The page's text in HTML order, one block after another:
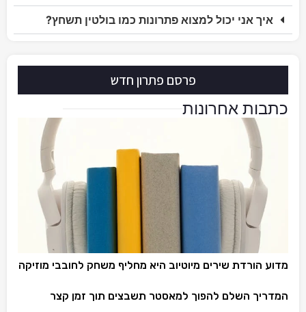
איך אני יכול למצוא פתרונות כמו בולטין תשחץ?
פרסם פתרון חדש
כתבות אחרונות
מדוע הורדת שירים מיוטיוב היא מחליף משחק לחובבי מוזיקה
המדריך השלם להפוך למאסטר תשבצים תוך זמן קצר